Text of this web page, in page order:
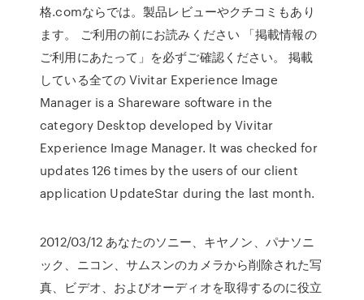
格.comならでは。製品レビューやクチコミもあり
ます。 ご利用の前にお読みください 「掲載情報の
ご利用にあたって」を必ずご確認ください。 掲載
している全ての Vivitar Experience Image
Manager is a Shareware software in the
category Desktop developed by Vivitar
Experience Image Manager. It was checked for
updates 126 times by the users of our client
application UpdateStar during the last month.
2012/03/12 あなたのソニー、キヤノン、パナソニ
ック、ニコン、サムスンのカメラから削除された写
真、ビデオ、およびオーディオを取得するのに役立